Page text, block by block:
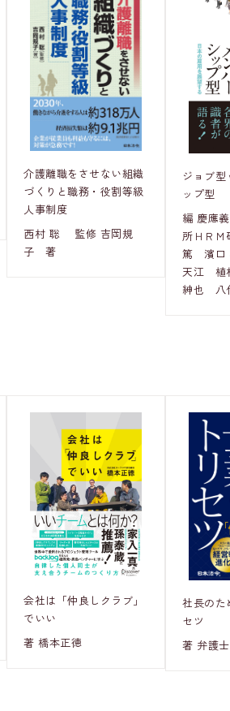
介護離職をさせない組織
づくりと職務・役割等級
人事制度
西村 聡 監修 吉岡規
子 著
ジョブ型
ップ型
編 慶應
所ＨＲＭ
篤 濱口
天江 植
紳也 八
会社は「仲良しクラブ」
でいい
著 橋本正徳
社長のた
セツ
著 弁護